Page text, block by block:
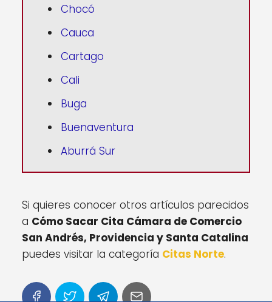
Chocó
Cauca
Cartago
Cali
Buga
Buenaventura
Aburrá Sur
Si quieres conocer otros artículos parecidos
a Cómo Sacar Cita Cámara de Comercio
San Andrés, Providencia y Santa Catalina
puedes visitar la categoría Citas Norte.